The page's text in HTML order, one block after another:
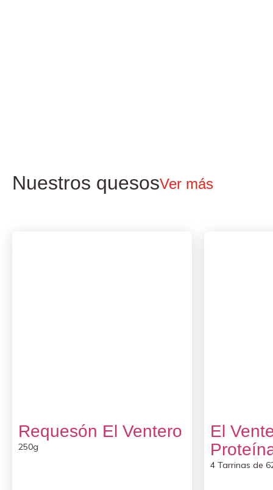
Nuestros quesosVer más
Requesón El Ventero
250g
El
4 Tarrinas de